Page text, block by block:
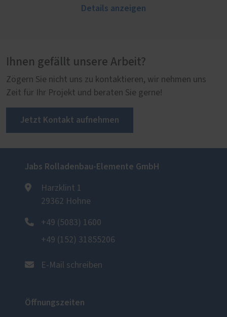
Details anzeigen
Ihnen gefällt unsere Arbeit?
Zögern Sie nicht uns zu kontaktieren, wir nehmen uns
Zeit für Ihr Projekt und beraten Sie gerne!
Jetzt Kontakt aufnehmen
Jabs Rolladenbau-Elemente GmbH
Harzklint 1
29362 Hohne
+49 (5083) 1600
+49 (152) 31855206
E-Mail schreiben
Öffnungszeiten